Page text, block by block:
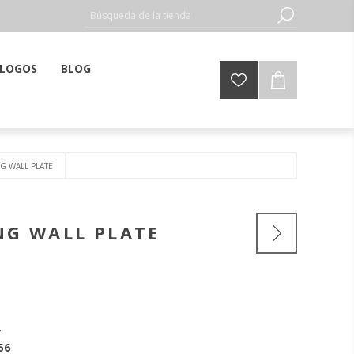
BLOG
WALL PLATE
WALL PLATE